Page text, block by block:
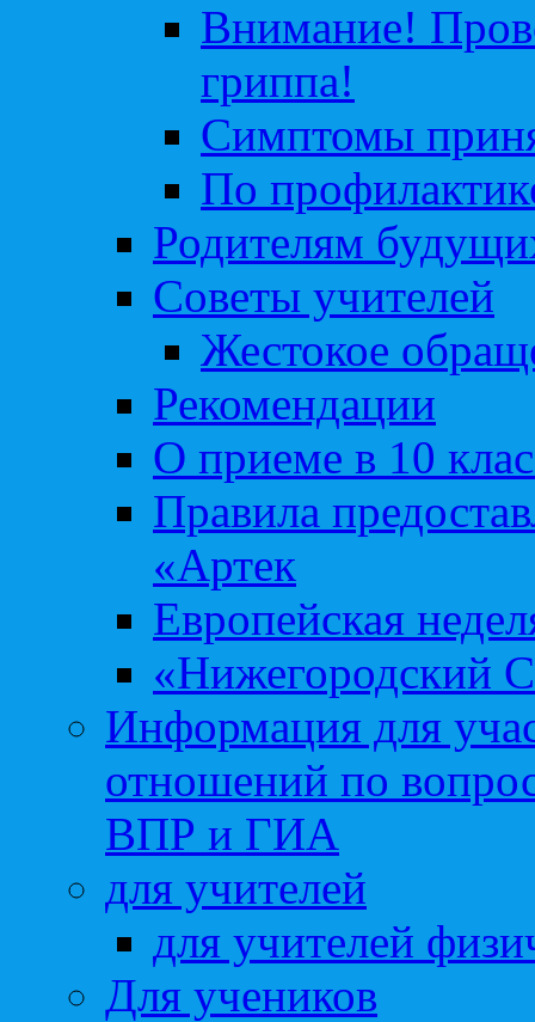
Внимание!
гриппа!
Симптомы
По
Родителям
Советы учителей
Жестокое
Рекомендации
О приеме в 10
Правила
«Артек
Европейская
«Нижегородский
Информация для
отношений по
ВПР и ГИА
для учителей
для учителей
Для учеников